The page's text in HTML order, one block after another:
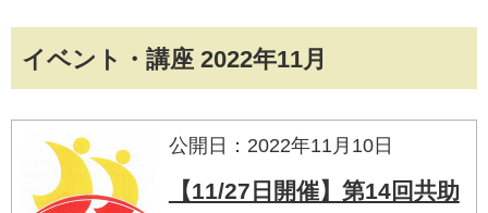
イベント・講座 2022年11月
公開日：2022年11月10日
【11/27日開催】第14回共助